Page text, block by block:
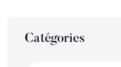
Catégories